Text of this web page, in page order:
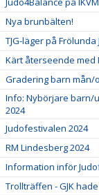
Nya brunbälten!
TJG-läger på Frölunda
Kärt återseende med
Gradering barn mån/
Info: Nybörjare barn/
2024
Judofestivalen 2024
RM Lindesberg 2024
Information inför
Trollträffen - GJK